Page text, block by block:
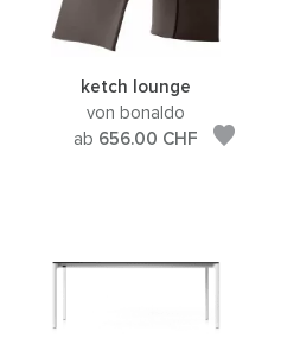
ketch lounge
von bonaldo
ab 656.00 CHF